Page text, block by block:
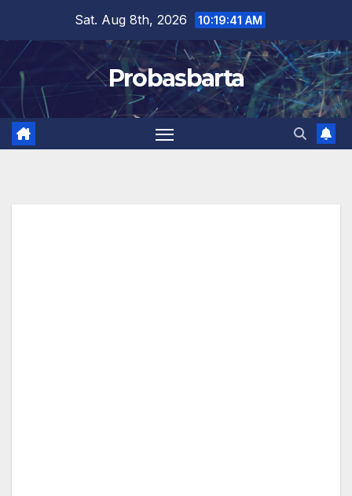
content
Sat. Aug 8th, 2026 10:19:42 AM
Probasbarta